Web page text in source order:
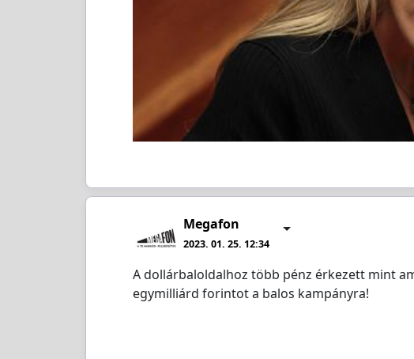
Megafon
2023. 01. 25. 12:34
A dollárbaloldalhoz több pénz érkezett mint
egymilliárd forintot a balos kampányra!